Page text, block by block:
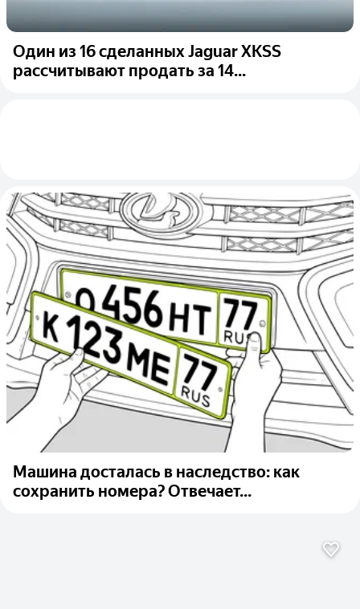
Один из 16 сделанных Jaguar XKSS
рассчитывают продать за 14...
Машина досталась в наследство: как
сохранить номера? Отвечает...